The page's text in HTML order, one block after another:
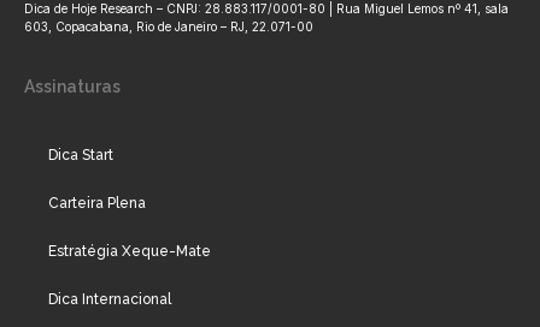
Dica de Hoje Research – CNPJ: 28.883.117/0001-80 | Rua Miguel Lemos nº 41, sala
603, Copacabana, Rio de Janeiro – RJ, 22.071-00
Assinaturas
Dica Start
Carteira Plena
Estratégia Xeque-Mate
Dica Internacional